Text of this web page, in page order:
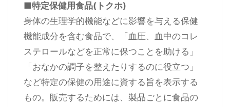
■特定保健用食品(トクホ)
身体の生理学的機能などに影響を与える保健
機能成分を含む食品で、「血圧、血中のコレ
ステロールなどを正常に保つことを助ける」
「おなかの調子を整えたりするのに役立つ」
など特定の保健の用途に資する旨を表示する
もの。販売するためには、製品ごとに食品の